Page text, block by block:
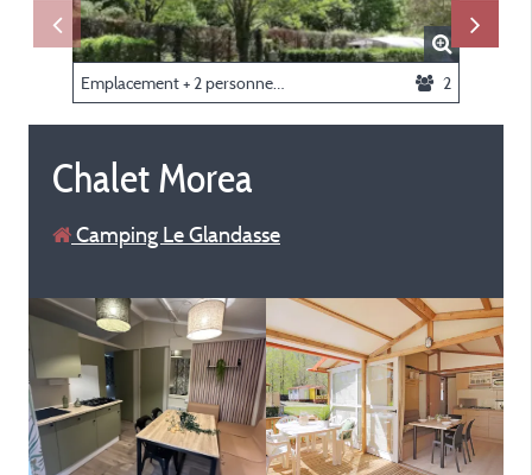
2
Chalet Morea
Camping Le Glandasse